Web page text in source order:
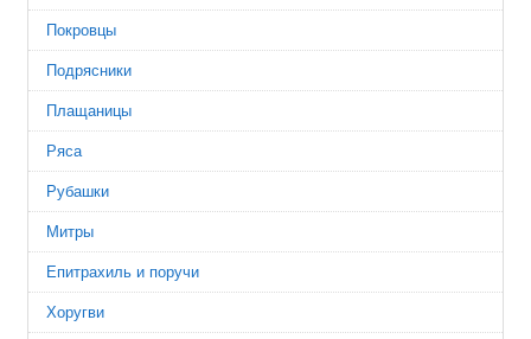
Покровцы
Подрясники
Плащаницы
Ряса
Рубашки
Митры
Епитрахиль и поручи
Хоругви